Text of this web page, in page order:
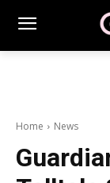
Home News